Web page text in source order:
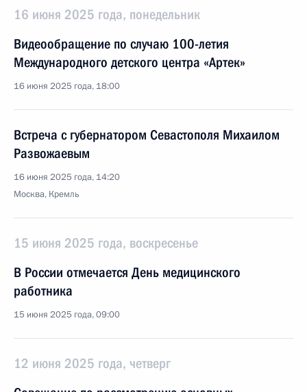
16 июня 2025 года, понедельник
Видеообращение по случаю 100-летия
Международного детского центра «Артек»
16 июня 2025 года, 18:00
Встреча с губернатором Севастополя Михаилом
Развожаевым
16 июня 2025 года, 14:20
Москва, Кремль
15 июня 2025 года, воскресенье
В России отмечается День медицинского
работника
15 июня 2025 года, 09:00
12 июня 2025 года, четверг